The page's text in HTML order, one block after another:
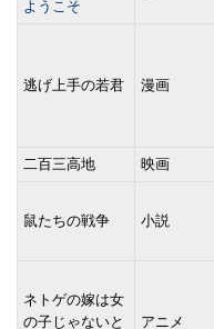
ようこそ
逃げ上手の若君 漫画
二百三高地 映画
鼠たちの戦争 小説
ネトゲの嫁は女
の子じゃないと
アニメ